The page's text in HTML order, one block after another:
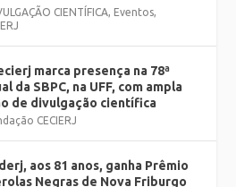
CIENTÍFICA, Eventos,
marca presença na 78ª
da SBPC, na UFF, com ampla
de divulgação científica
CECIERJ
aos 81 anos, ganha Prêmio
Negras de Nova Friburgo